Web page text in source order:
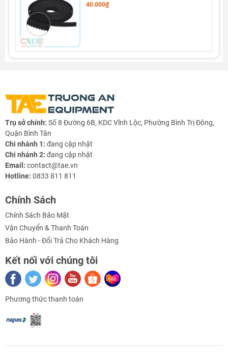
40.000₫
Trụ sở chính: Số 8 Đường 6B, KDC Vĩnh Lộc, Phường Bình Trị Đông,
Quận Bình Tân
Chi nhánh 1: đang cập nhật
Chi nhánh 2: đang cập nhật
Email: contact@tae.vn
Hotline: 0833 811 811
Chính Sách
Chính Sách Bảo Mật
Vận Chuyển & Thanh Toán
Bảo Hành - Đổi Trả Cho Khách Hàng
Kết nối với chúng tôi
Phương thức thanh toán